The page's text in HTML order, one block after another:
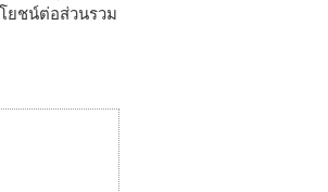
ยชน์ต่อส่วนรวม